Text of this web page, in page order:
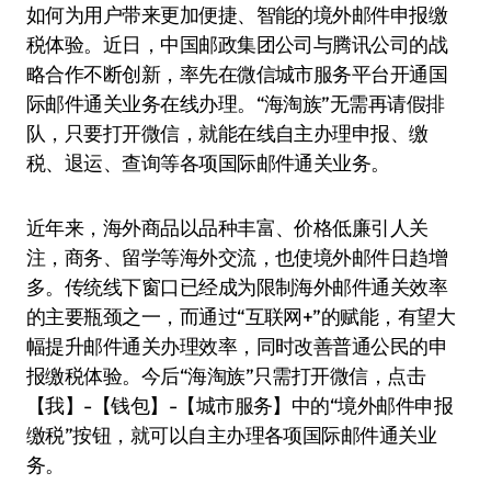
如何为用户带来更加便捷、智能的境外邮件申报缴
税体验。近日，中国邮政集团公司与腾讯公司的战
略合作不断创新，率先在微信城市服务平台开通国
际邮件通关业务在线办理。“海淘族”无需再请假排
队，只要打开微信，就能在线自主办理申报、缴
税、退运、查询等各项国际邮件通关业务。
近年来，海外商品以品种丰富、价格低廉引人关
注，商务、留学等海外交流，也使境外邮件日趋增
多。传统线下窗口已经成为限制海外邮件通关效率
的主要瓶颈之一，而通过“互联网+”的赋能，有望大
幅提升邮件通关办理效率，同时改善普通公民的申
报缴税体验。今后“海淘族”只需打开微信，点击
【我】-【钱包】-【城市服务】中的“境外邮件申报
缴税”按钮，就可以自主办理各项国际邮件通关业
务。